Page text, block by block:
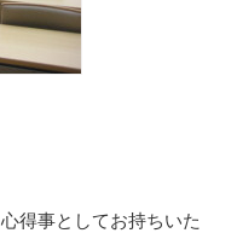
得事としてお持ちいた